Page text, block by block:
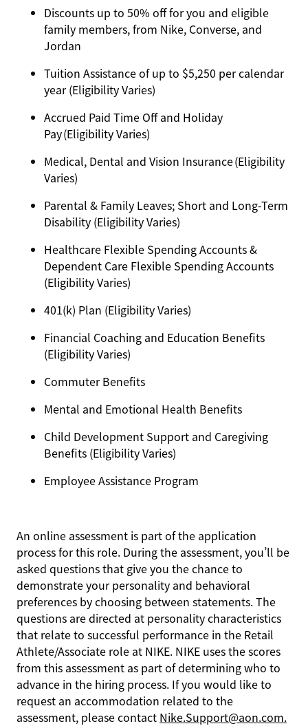
Discounts up to 50% off for you and eligible
family members, from Nike, Converse, and
Jordan
Tuition Assistance of up to $5,250 per calendar
year (Eligibility Varies)
Accrued Paid Time Off and Holiday
Pay (Eligibility Varies)
Medical, Dental and Vision Insurance (Eligibility
Varies)
Parental & Family Leaves; Short and Long-Term
Disability (Eligibility Varies)
Healthcare Flexible Spending Accounts &
Dependent Care Flexible Spending Accounts
(Eligibility Varies)
401(k) Plan (Eligibility Varies)
Financial Coaching and Education Benefits
(Eligibility Varies)
Commuter Benefits
Mental and Emotional Health Benefits
Child Development Support and Caregiving
Benefits (Eligibility Varies)
Employee Assistance Program
An online assessment is part of the application
process for this role. During the assessment, you’ll be
asked questions that give you the chance to
demonstrate your personality and behavioral
preferences by choosing between statements. The
questions are directed at personality characteristics
that relate to successful performance in the Retail
Athlete/Associate role at NIKE. NIKE uses the scores
from this assessment as part of determining who to
advance in the hiring process. If you would like to
request an accommodation related to the
assessment, please contact Nike.Support@aon.com.